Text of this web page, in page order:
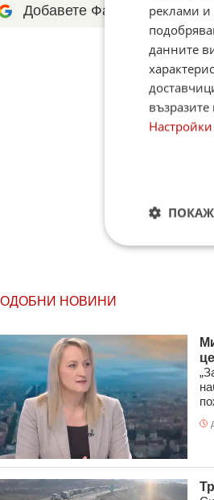
Добавете Факти.БГ като
НОВИНИ
реклами
данните
възразите